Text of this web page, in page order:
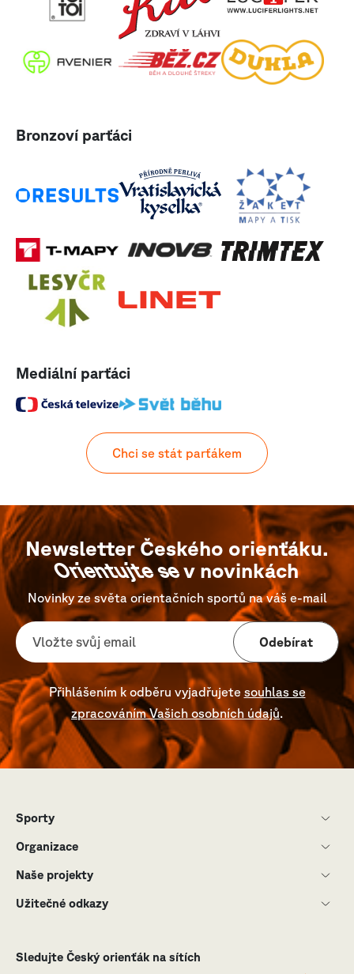
Bronzoví parťáci
Mediální parťáci
Chci se stát parťákem
Newsletter Českého orienťáku.
Orientujte sev novinkách
Novinky ze světa orientačních sportů na váš e-mail
Odebírat
Přihlášením k odběru vyjadřujete souhlas se
zpracováním Vašich osobních údajů.
Sledujte Český orienťák na sítích
Sporty
Organizace
Naše projekty
Užitečné odkazy